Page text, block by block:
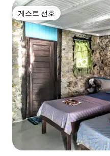
게스트 선호
게스트 선호